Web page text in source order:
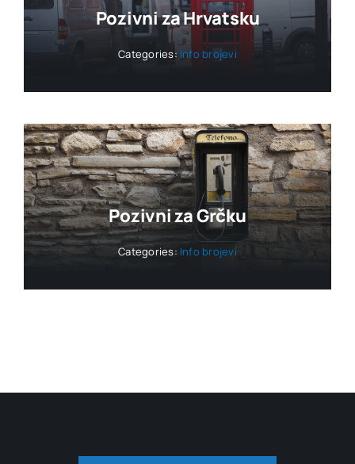
Pozivni za Hrvatsku
Categories: Info brojevi
Pozivni za Grčku
Categories: Info brojevi